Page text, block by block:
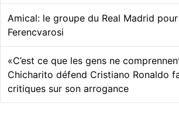
Amical: le groupe du Real Madrid
Ferencvarosi
«C’est ce que les gens ne
Chicharito défend Cristiano Ronaldo
critiques sur son arrogance